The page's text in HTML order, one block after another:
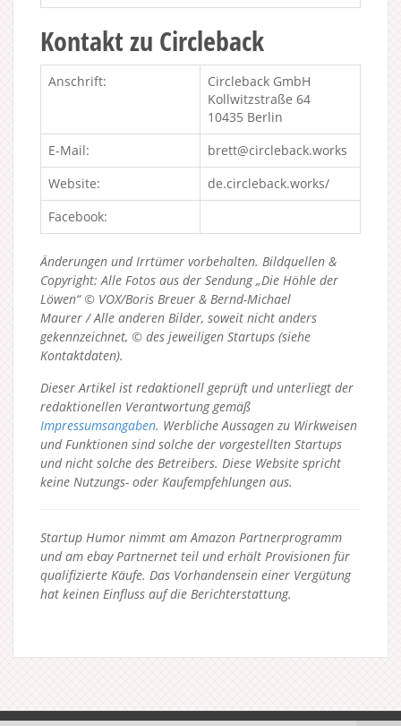
Kontakt zu Circleback
Anschrift:
Circleback GmbH
Kollwitzstraße 64
10435 Berlin
E-Mail:
brett@circleback.works
Website:
de.circleback.works/
Facebook:
Änderungen und Irrtümer vorbehalten. Bildquellen &
Copyright: Alle Fotos aus der Sendung „Die Höhle der
Löwen“ © VOX/Boris Breuer & Bernd-Michael
Maurer / Alle anderen Bilder, soweit nicht anders
gekennzeichnet, © des jeweiligen Startups (siehe
Kontaktdaten).
Dieser Artikel ist redaktionell geprüft und unterliegt der
redaktionellen Verantwortung gemäß
Impressumsangaben. Werbliche Aussagen zu Wirkweisen
und Funktionen sind solche der vorgestellten Startups
und nicht solche des Betreibers. Diese Website spricht
keine Nutzungs- oder Kaufempfehlungen aus.
Startup Humor nimmt am Amazon Partnerprogramm
und am ebay Partnernet teil und erhält Provisionen für
qualifizierte Käufe. Das Vorhandensein einer Vergütung
hat keinen Einfluss auf die Berichterstattung.